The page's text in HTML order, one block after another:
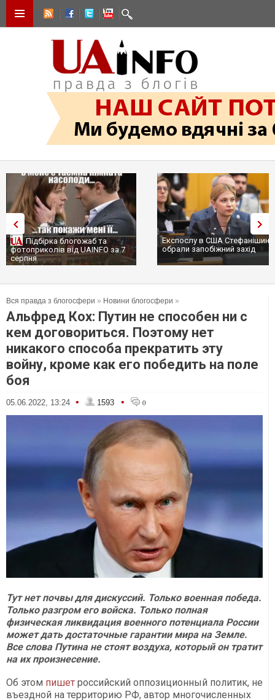
Експослу в США Стефанішиній
обрали запобіжний захід
Трамп не передасть Україні
сотні ракет до Patriot, бо у
Вся правда з блогосфери » Новини блогосфери »
Альфред Кох: Путин не способен ни с
кем договориться. Поэтому нет
никакого способа прекратить эту
войну, кроме как его победить на поле
боя
05.06.2022, 13:24 • 1593 • 0
Тут нет почвы для дискуссий. Только военная победа.
Только разгром его войска. Только полная
физическая ликвидация военного потенциала России
может дать достаточные гарантии мира на Земле.
Все слова Путина не стоят воздуха, который он тратит
на их произнесение.
Об этом пишет российский оппозиционный политик, не
въездной на территорию РФ, автор многочисленных